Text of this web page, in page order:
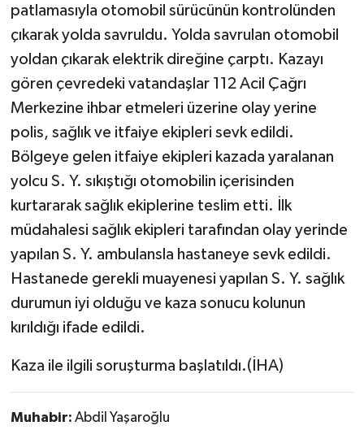
patlamasıyla otomobil sürücünün kontrolünden
çıkarak yolda savruldu. Yolda savrulan otomobil
yoldan çıkarak elektrik direğine çarptı. Kazayı
gören çevredeki vatandaşlar 112 Acil Çağrı
Merkezine ihbar etmeleri üzerine olay yerine
polis, sağlık ve itfaiye ekipleri sevk edildi.
Bölgeye gelen itfaiye ekipleri kazada yaralanan
yolcu S. Y. sıkıştığı otomobilin içerisinden
kurtararak sağlık ekiplerine teslim etti. İlk
müdahalesi sağlık ekipleri tarafından olay yerinde
yapılan S. Y. ambulansla hastaneye sevk edildi.
Hastanede gerekli muayenesi yapılan S. Y. sağlık
durumun iyi olduğu ve kaza sonucu kolunun
kırıldığı ifade edildi.
Kaza ile ilgili soruşturma başlatıldı.(İHA)
Muhabir: Abdil Yaşaroğlu